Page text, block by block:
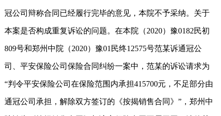
冠公司辩称合同已经履行完毕的意见，本院不予采纳。关于
本案是否构成重复诉讼的问题。在本院（2020）豫0182民初
809号和郑州中院（2020）豫01民终12575号范某诉通冠公
司、平安保险公司保险合同纠纷一案中，范某的诉讼请求为
“判令平安保险公司在保险范围内承担415700元，不足部分由
通冠公司承担，解除双方签订的《按揭销售合同》”，郑州中